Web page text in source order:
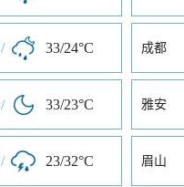
/ 33/24°C 成都
/ 33/23°C 雅安
/ 23/32°C 眉山